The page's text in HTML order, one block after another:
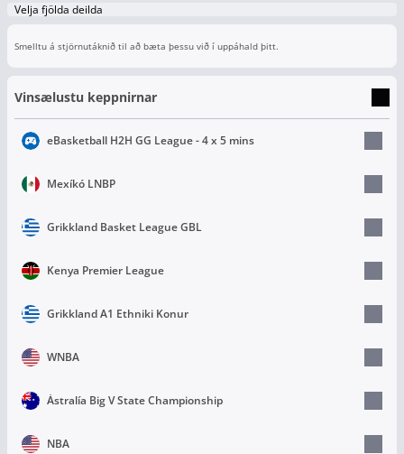
Velja fjölda deilda
Smelltu á stjörnutáknið til að bæta þessu við í uppáhald þitt.
Vinsælustu keppnirnar
eBasketball H2H GG League - 4 x 5 mins
Mexíkó LNBP
Grikkland Basket League GBL
Kenya Premier League
Grikkland A1 Ethniki Konur
WNBA
Ástralía Big V State Championship
NBA